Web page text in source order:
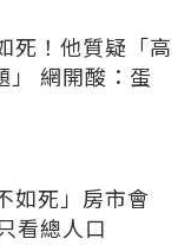
死！他質疑「高
」 網開酸：蛋
如死」房市會
看總人口